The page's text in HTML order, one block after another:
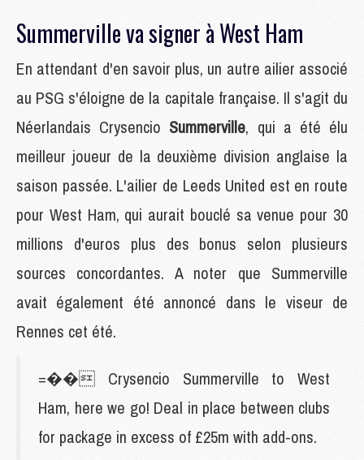
Summerville va signer à West Ham
En attendant d'en savoir plus, un autre ailier associé
au PSG s'éloigne de la capitale française. Il s'agit du
Néerlandais Crysencio Summerville, qui a été élu
meilleur joueur de la deuxième division anglaise la
saison passée. L'ailier de Leeds United est en route
pour West Ham, qui aurait bouclé sa venue pour 30
millions d'euros plus des bonus selon plusieurs
sources concordantes. A noter que Summerville
avait également été annoncé dans le viseur de
Rennes cet été.
=�� Crysencio Summerville to West
Ham, here we go! Deal in place between clubs
for package in excess of £25m with add-ons.